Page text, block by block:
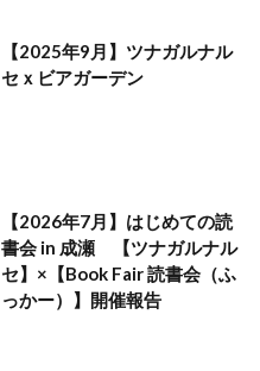
【2025年9月】ツナガルナル
セｘビアガーデン
【2026年7月】はじめての読
書会 in 成瀬 【ツナガルナル
セ】×【Book Fair 読書会（ふ
っかー）】開催報告